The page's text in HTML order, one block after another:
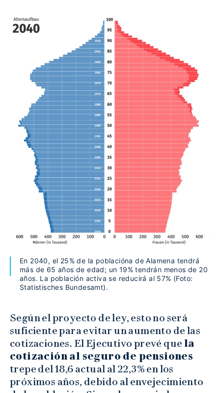
En 2040, el 25% de la poblacióna de Alamena tendrá
más de 65 años de edad; un 19% tendrán menos de 20
años. La población activa se reducirá al 57% (Foto:
Statistisches Bundesamt).
Según el proyecto de ley, esto no será
suficiente para evitar un aumento de las
cotizaciones. El Ejecutivo prevé que la
cotización al seguro de pensiones
trepe del 18,6 actual al 22,3% en los
próximos años, debido al envejecimiento